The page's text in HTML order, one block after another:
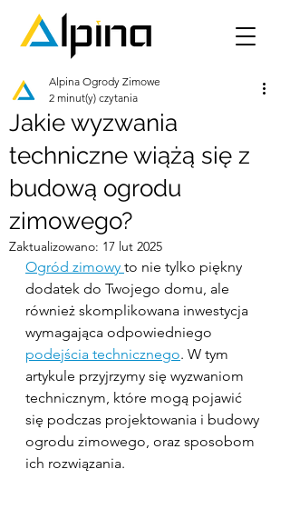
Jakie wyzwania
techniczne wiążą się z
budową ogrodu
zimowego?
Alpina Ogrody Zimowe
2 minut(y) czytania
Zaktualizowano: 17 lut 2025
Ogród zimowy to nie tylko piękny
dodatek do Twojego domu, ale
również skomplikowana inwestycja
wymagająca odpowiedniego
podejścia technicznego. W tym
artykule przyjrzymy się wyzwaniom
technicznym, które mogą pojawić
się podczas projektowania i budowy
ogrodu zimowego, oraz sposobom
ich rozwiązania.